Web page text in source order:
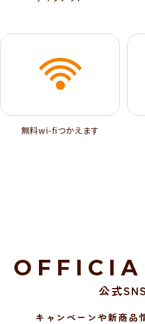
無料wi-ﬁつかえます
公式SNS
キャンペーンや新商品